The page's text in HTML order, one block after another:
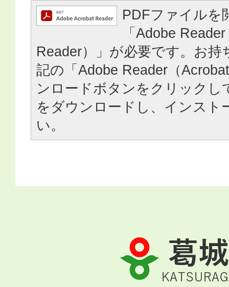
PDFファイルを
「Adobe
Reader）」が必要です。お持
記の「Adobe Reader（
ンロードボタンをクリックし
をダウンロードし、インスト
い。
葛
城
市